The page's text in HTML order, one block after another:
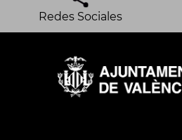
Redes Sociales